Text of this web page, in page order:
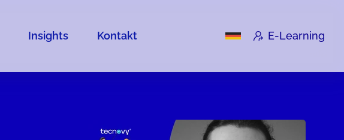
Insights Kontakt E-Learning